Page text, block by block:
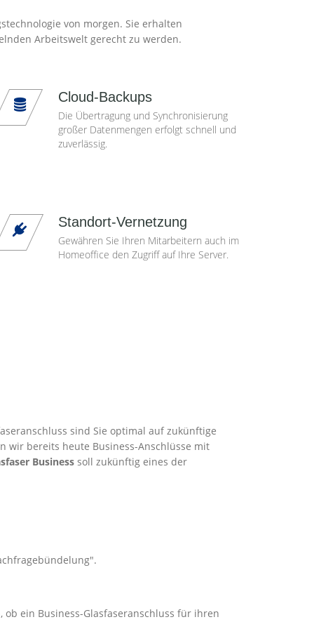
von morgen. Sie erhalten
Arbeitswelt gerecht zu werden.
Cloud-Backups
Die Übertragung und Synchronisierung
großer Datenmengen erfolgt schnell und
zuverlässig.
Standort-Vernetzung
Gewähren Sie Ihren Mitarbeitern auch im
Homeoffice den Zugriff auf Ihre Server.
sind Sie optimal auf zukünftige
wir bereits heute Business-Anschlüsse mit
Business soll zukünftig eines der
ein Business-Glasfaseranschluss für ihren